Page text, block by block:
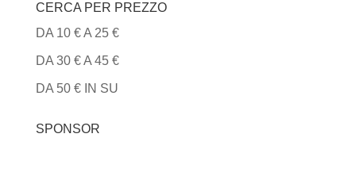
CERCA PER PREZZO
DA 10 € A 25 €
DA 30 € A 45 €
DA 50 € IN SU
SPONSOR